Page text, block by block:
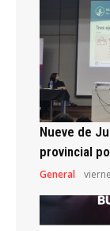
Nueve de
provincial
General